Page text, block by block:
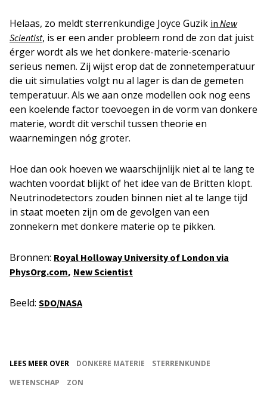
Helaas, zo meldt sterrenkundige Joyce Guzik in New
Scientist, is er een ander probleem rond de zon dat juist
érger wordt als we het donkere-materie-scenario
serieus nemen. Zij wijst erop dat de zonnetemperatuur
die uit simulaties volgt nu al lager is dan de gemeten
temperatuur. Als we aan onze modellen ook nog eens
een koelende factor toevoegen in de vorm van donkere
materie, wordt dit verschil tussen theorie en
waarnemingen nóg groter.
Hoe dan ook hoeven we waarschijnlijk niet al te lang te
wachten voordat blijkt of het idee van de Britten klopt.
Neutrinodetectors zouden binnen niet al te lange tijd
in staat moeten zijn om de gevolgen van een
zonnekern met donkere materie op te pikken.
Bronnen: Royal Holloway University of London via
PhysOrg.com, New Scientist
Beeld: SDO/NASA
LEES MEER OVER DONKERE MATERIE
STERRENKUNDE
WETENSCHAP
ZON